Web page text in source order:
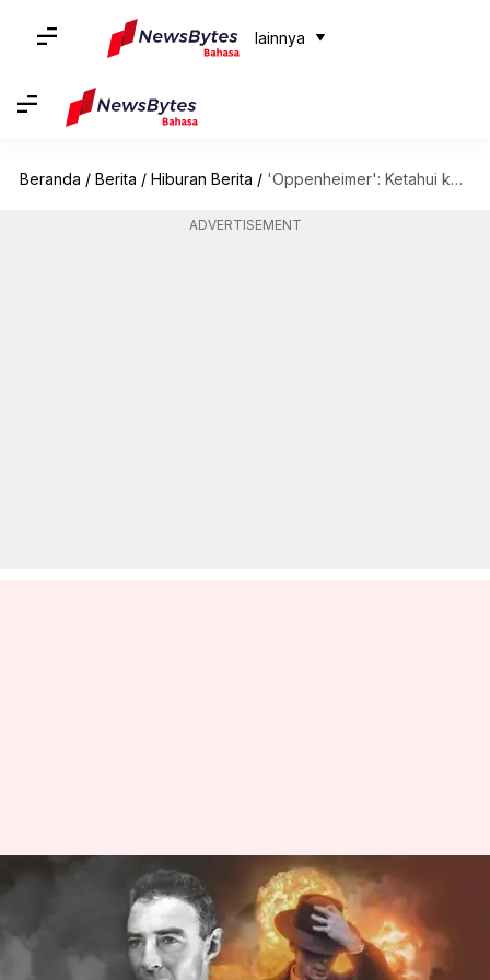
lainnya
Beranda / Berita / Hiburan Berita / 'Oppenheimer': Ketahui konteks sejarah di balik film thriller Christopher Nolan
ADVERTISEMENT
'Oppenheimer': Ketahui
konteks sejarah di balik film
thriller Christopher Nolan